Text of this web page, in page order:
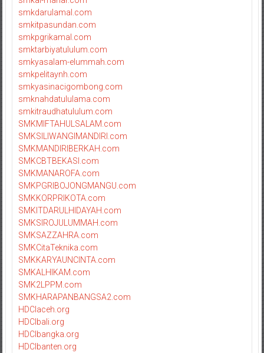
smkdarulamal.com
smkitpasundan.com
smkpgrikamal.com
smktarbiyatululum.com
smkyasalam-elummah.com
smkpelitaynh.com
smkyasinacigombong.com
smknahdatululama.com
smkitraudhatululum.com
SMKMIFTAHULSALAM.com
SMKSILIWANGIMANDIRI.com
SMKMANDIRIBERKAH.com
SMKCBTBEKASI.com
SMKMANAROFA.com
SMKPGRIBOJONGMANGU.com
SMKKORPRIKOTA.com
SMKITDARULHIDAYAH.com
SMKSIROJULUMMAH.com
SMKSAZZAHRA.com
SMKCitaTeknika.com
SMKKARYAUNCINTA.com
SMKALHIKAM.com
SMK2LPPM.com
SMKHARAPANBANGSA2.com
HDCIaceh.org
HDCIbali.org
HDCIbangka.org
HDCIbanten.org